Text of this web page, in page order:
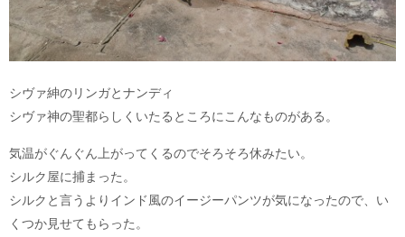
シヴァ紳のリンガとナンディ
シヴァ神の聖都らしくいたるところにこんなものがある。
気温がぐんぐん上がってくるのでそろそろ休みたい。
シルク屋に捕まった。
シルクと言うよりインド風のイージーパンツが気になったので、い
くつか見せてもらった。